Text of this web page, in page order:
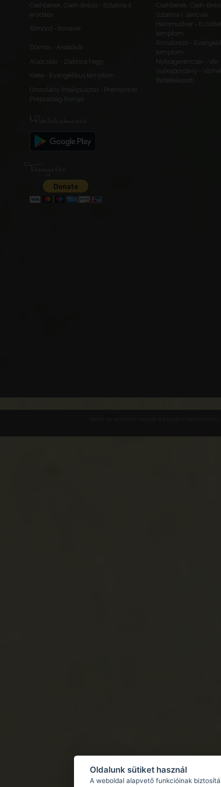
Csehberek, Cseh-Brézó - Szlatina II.
erődítés
Csehberek, Cseh-
Szlatina I. sáncvár
Tömörd - Ilonavár
Háromudvar -
templom
Dömös - Árpádvár
Rimabrézó -
templom
Alsócsitár - Zsibrica hegy
Nyitragerencsér - Vár
Kiéte - Evangélikus templom
Vulkapordány -
(feltételezett)
Oroszlány (Majkpuszta) - Premontrei
Prépostság Romjai
Mobilalkalmazás
Támogatás
Oldalunk sütiket használ
A weboldal alapvető funkcióinak